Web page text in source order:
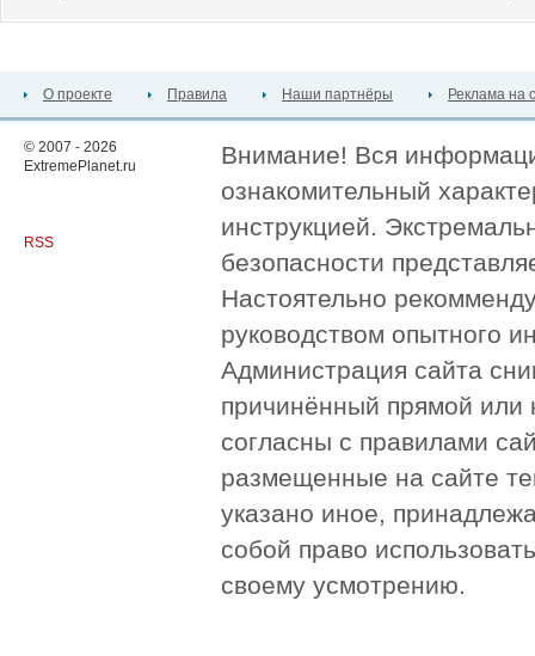
О проекте Правила Наши партнёры Реклама на
© 2007 - 2026
ExtremePlanet.ru
RSS
Внимание! Вся
ознакомительный
инструкцией.
безопасности
Настоятельно
руководством опытного
Администрация сайта
причинённый прямой или
согласны с правилами
размещенные на сайте
указано иное,
собой право
своему усмотрению.